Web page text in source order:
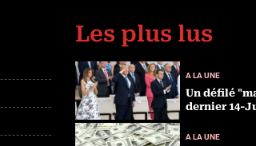
Les plus lus
A LA UNE
Un défilé
dernier 14-
A LA UNE